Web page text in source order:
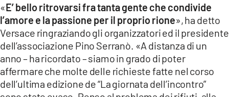
ILVIBONESE.IT
CATANZAROCHANNEL.IT
LACAPITALENEWS.IT
App
«E’ bello ritrovarsi fra tanta gente che condivide
l’amore e la passione per il proprio rione», ha detto
Versace ringraziando gli organizzatori ed il presidente
dell’associazione Pino Serranò. «A distanza di un
anno – ha ricordato – siamo in grado di poter
affermare che molte delle richieste fatte nel corso
dell’ultima edizione de “La giornata dell’incontro”